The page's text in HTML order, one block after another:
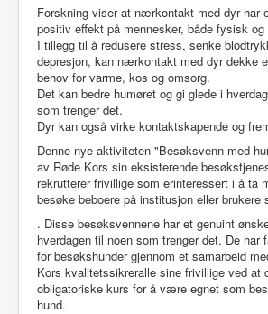
Beredskapsvakt
Hjelpekorps
Besøkstjenesten
Kontakt Oss
Linker
Utleie
Logg inn / ut
Forskning viser at nærkontakt med dyr har
positiv effekt på mennesker, både fysisk
I tillegg til å redusere stress, senke
depresjon, kan nærkontakt med dyr dekke
behov for varme, kos og omsorg.
Det kan bedre humøret og gi glede i
som trenger det.
Dyr kan også virke kontaktskapende og
Denne nye aktiviteten "Besøksvenn med
av Røde Kors sin eksisterende
rekrutterer frivillige som erinteressert i å ta
besøke beboere på institusjon eller brukere
. Disse besøksvennene har et genuint
hverdagen til noen som trenger det. De
for besøkshunder gjennom et samarbeid
Kors kvalitetssikreralle sine frivillige ved at
obligatoriske kurs for å være egnet som
hund.